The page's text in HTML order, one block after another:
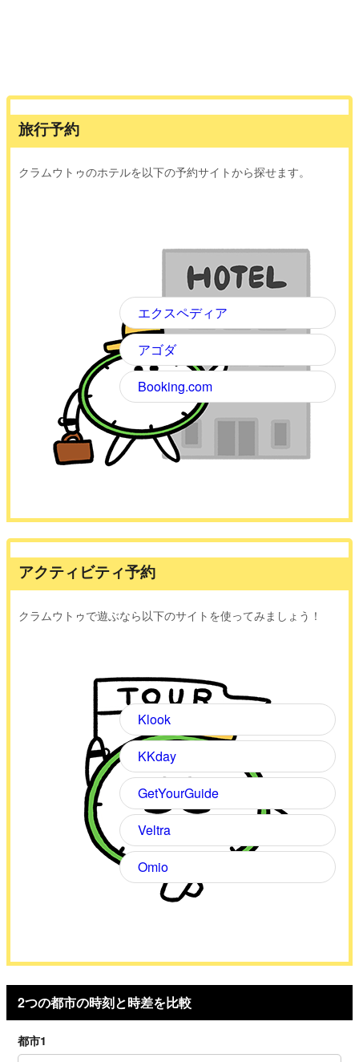
旅行予約
クラムウトゥのホテルを以下の予約サイトから探せます。
エクスペディア
アゴダ
Booking.com
アクティビティ予約
クラムウトゥで遊ぶなら以下のサイトを使ってみましょう！
Klook
KKday
GetYourGuide
Veltra
Omio
2つの都市の時刻と時差を比較
都市1